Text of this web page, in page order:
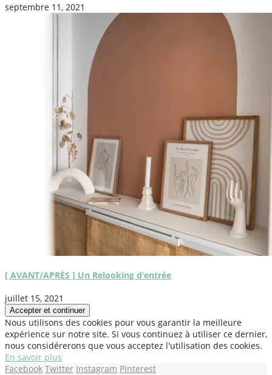
septembre 11, 2021
[ AVANT/APRÈS ] Un Relooking d’entrée
juillet 15, 2021
Nous utilisons des cookies pour vous garantir la meilleure
expérience sur notre site. Si vous continuez à utiliser ce dernier,
nous considérerons que vous acceptez l'utilisation des cookies.
En savoir plus
Facebook Twitter Instagram Pinterest